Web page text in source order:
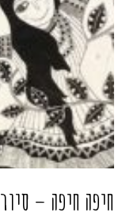
חיפה חיפה –